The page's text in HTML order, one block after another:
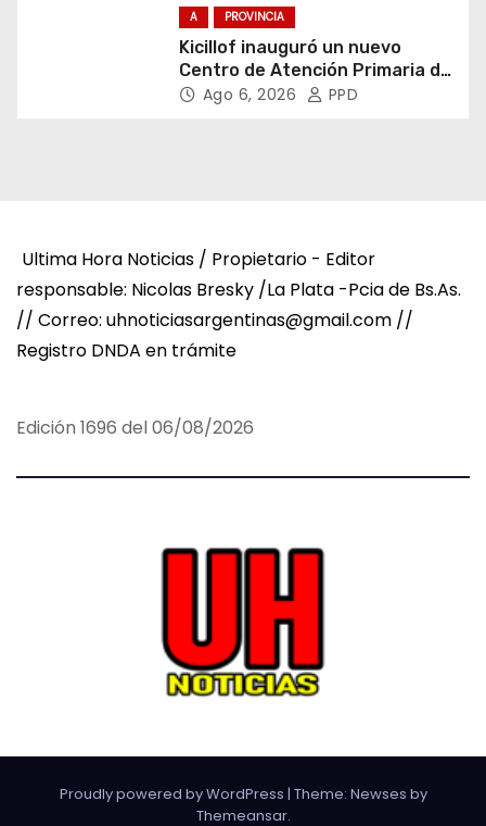
A PROVINCIA
Kicillof inauguró un nuevo
Centro de Atención Primaria de
la Salud
Ago 6, 2026 PPD
Ultima Hora Noticias / Propietario - Editor
responsable: Nicolas Bresky /La Plata -Pcia de Bs.As.
// Correo: uhnoticiasargentinas@gmail.com //
Registro DNDA en trámite
Edición 1696 del 06/08/2026
Proudly powered by WordPress | Theme: Newses by
Themeansar.